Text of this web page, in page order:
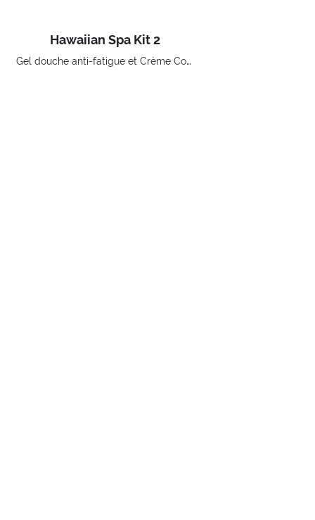
Hawaiian Spa Kit 2
Gel douche anti-fatigue et Crème Concentrée